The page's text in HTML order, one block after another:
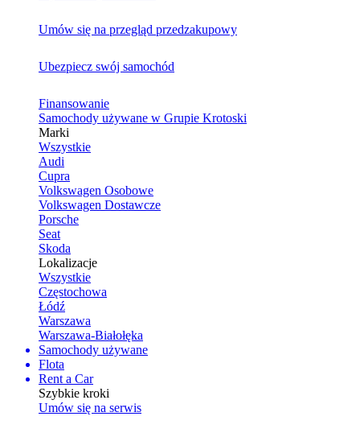
Umów się na przegląd przedzakupowy
Ubezpiecz swój samochód
Finansowanie
Samochody używane w Grupie Krotoski
Marki
Wszystkie
Audi
Cupra
Volkswagen Osobowe
Volkswagen Dostawcze
Porsche
Seat
Skoda
Lokalizacje
Wszystkie
Częstochowa
Łódź
Warszawa
Warszawa-Białołęka
Samochody używane
Flota
Rent a Car
Szybkie kroki
Umów się na serwis